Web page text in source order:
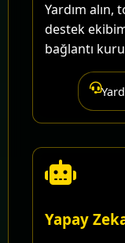
Yardım alın,
destek
bağlantı
Yapay